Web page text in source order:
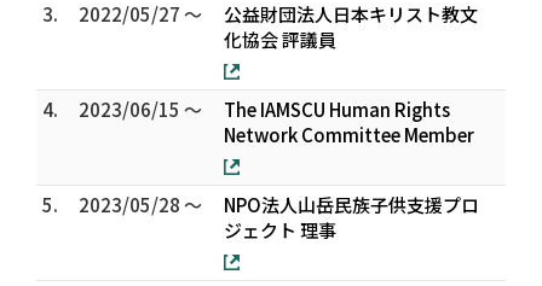
3.
2022/05/27 ～
公益財団法人日本キリスト教文
化協会 評議員
4. 2023/06/15 ～
The IAMSCU Human Rights
Network Committee Member
5. 2023/05/28 ～
NPO法人山岳民族子供支援プロ
ジェクト 理事